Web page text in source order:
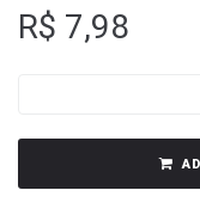
R$ 7,98